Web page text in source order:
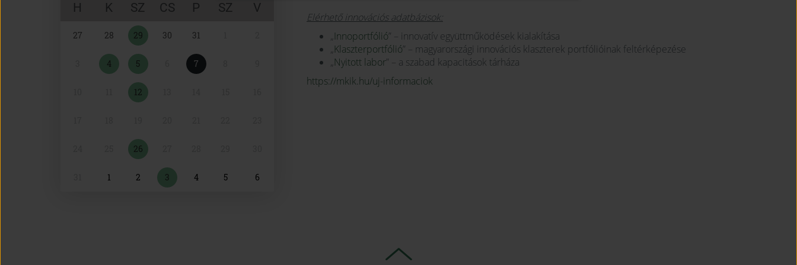
választó
H K SZ CS P SZ V
27 28 29 30 31
4 5 7
12
26
1 2 3 4 5 6
Elérhető innovációs adatbázisok:
„ Innoportfólió” – innovatív együttműködések kialakítása
„Klaszterportfólió” – magyarországi innovációs klaszterek portfólióinak feltérképezése
„Nyitott labor” – a szabad kapacitások tárháza
https://mkik.hu/uj-informaciok